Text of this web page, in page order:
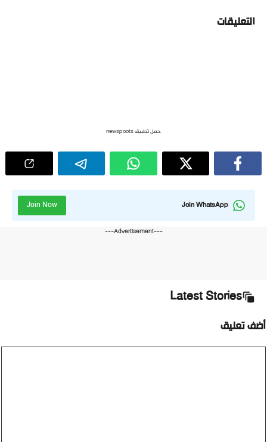
التعليقات
حمل تطبيق newspoots
Join WhatsApp
Join Now
---Advertisement---
Latest Stories
أضف تعليق